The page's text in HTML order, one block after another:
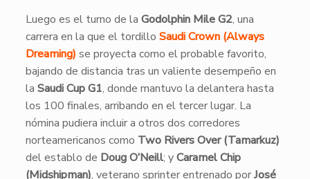
Luego es el turno de la Godolphin Mile G2, una
carrera en la que el tordillo Saudi Crown (Always
Dreaming) se proyecta como el probable favorito,
bajando de distancia tras un valiente desempeño en
la Saudi Cup G1, donde mantuvo la delantera hasta
los 100 finales, arribando en el tercer lugar. La
nómina pudiera incluir a otros dos corredores
norteamericanos como Two Rivers Over (Tamarkuz)
del establo de Doug O’Neill; yCaramel Chip
(Midshipman), veterano sprinter entrenado porJosé